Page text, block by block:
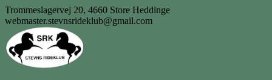
Skip
to
content
Trommeslagervej 20, 4660 Store Heddinge
webmaster.stevnsrideklub@gmail.com